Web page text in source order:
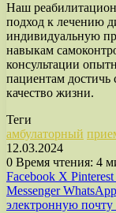
Наш
подход к лечению
индивидуальную
навыкам
консультации
пациентам достичь
качество жизни.
Теги
амбулаторный
12.03.2024
0 Время чтения: 4
Facebook X Pinterest
Messenger WhatsApp
электронную почту